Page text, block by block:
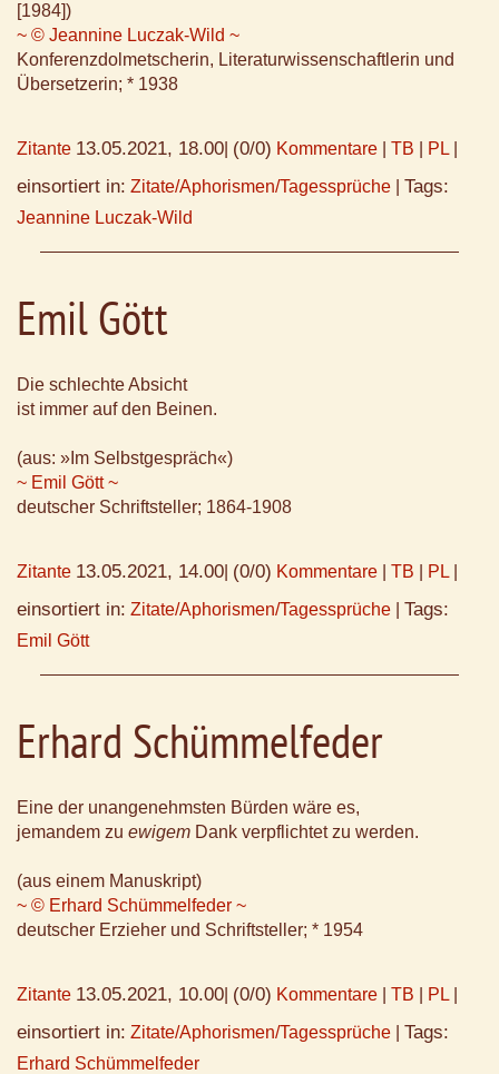
[1984])
~ © Jeannine Luczak-Wild ~
Konferenzdolmetscherin, Literaturwissenschaftlerin und
Übersetzerin; * 1938
Zitante 13.05.2021, 18.00 (0/0) Kommentare TB PL
einsortiert in: Zitate/Aphorismen/Tagessprüche Tags:
Jeannine Luczak-Wild
Emil Gött
Die schlechte Absicht
ist immer auf den Beinen.
(aus: »Im Selbstgespräch«)
~ Emil Gött ~
deutscher Schriftsteller; 1864-1908
Zitante 13.05.2021, 14.00 (0/0) Kommentare TB PL
einsortiert in: Zitate/Aphorismen/Tagessprüche Tags:
Emil Gött
Erhard Schümmelfeder
Eine der unangenehmsten Bürden wäre es,
jemandem zu ewigem Dank verpflichtet zu werden.
(aus einem Manuskript)
~ © Erhard Schümmelfeder ~
deutscher Erzieher und Schriftsteller; * 1954
Zitante 13.05.2021, 10.00 (0/0) Kommentare TB PL
einsortiert in: Zitate/Aphorismen/Tagessprüche Tags:
Erhard Schümmelfeder